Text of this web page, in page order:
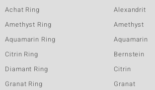
Achat Ring
Amethyst Ring
Aquamarin Ring
Citrin Ring
Diamant Ring
Granat Ring
Alexandrit
Amethyst
Aquamarin
Bernstein
Citrin
Granat